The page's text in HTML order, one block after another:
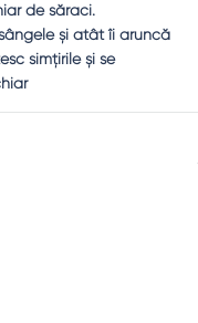
de săraci.
şi atât îi aruncă
simţirile şi se